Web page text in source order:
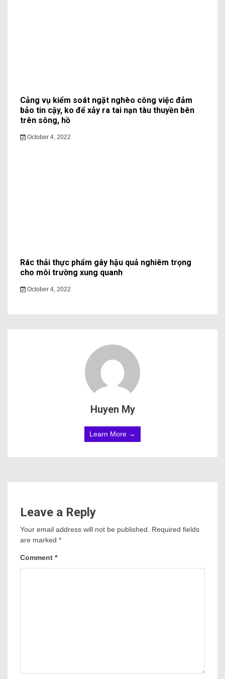
Cảng vụ kiểm soát ngặt nghèo công việc đảm
bảo tin cậy, ko để xảy ra tai nạn tàu thuyền bên
trên sông, hồ
October 4, 2022
Rác thải thực phẩm gây hậu quả nghiêm trọng
cho môi trường xung quanh
October 4, 2022
Huyen My
Learn More →
Leave a Reply
Your email address will not be published. Required fields
are marked *
Comment *